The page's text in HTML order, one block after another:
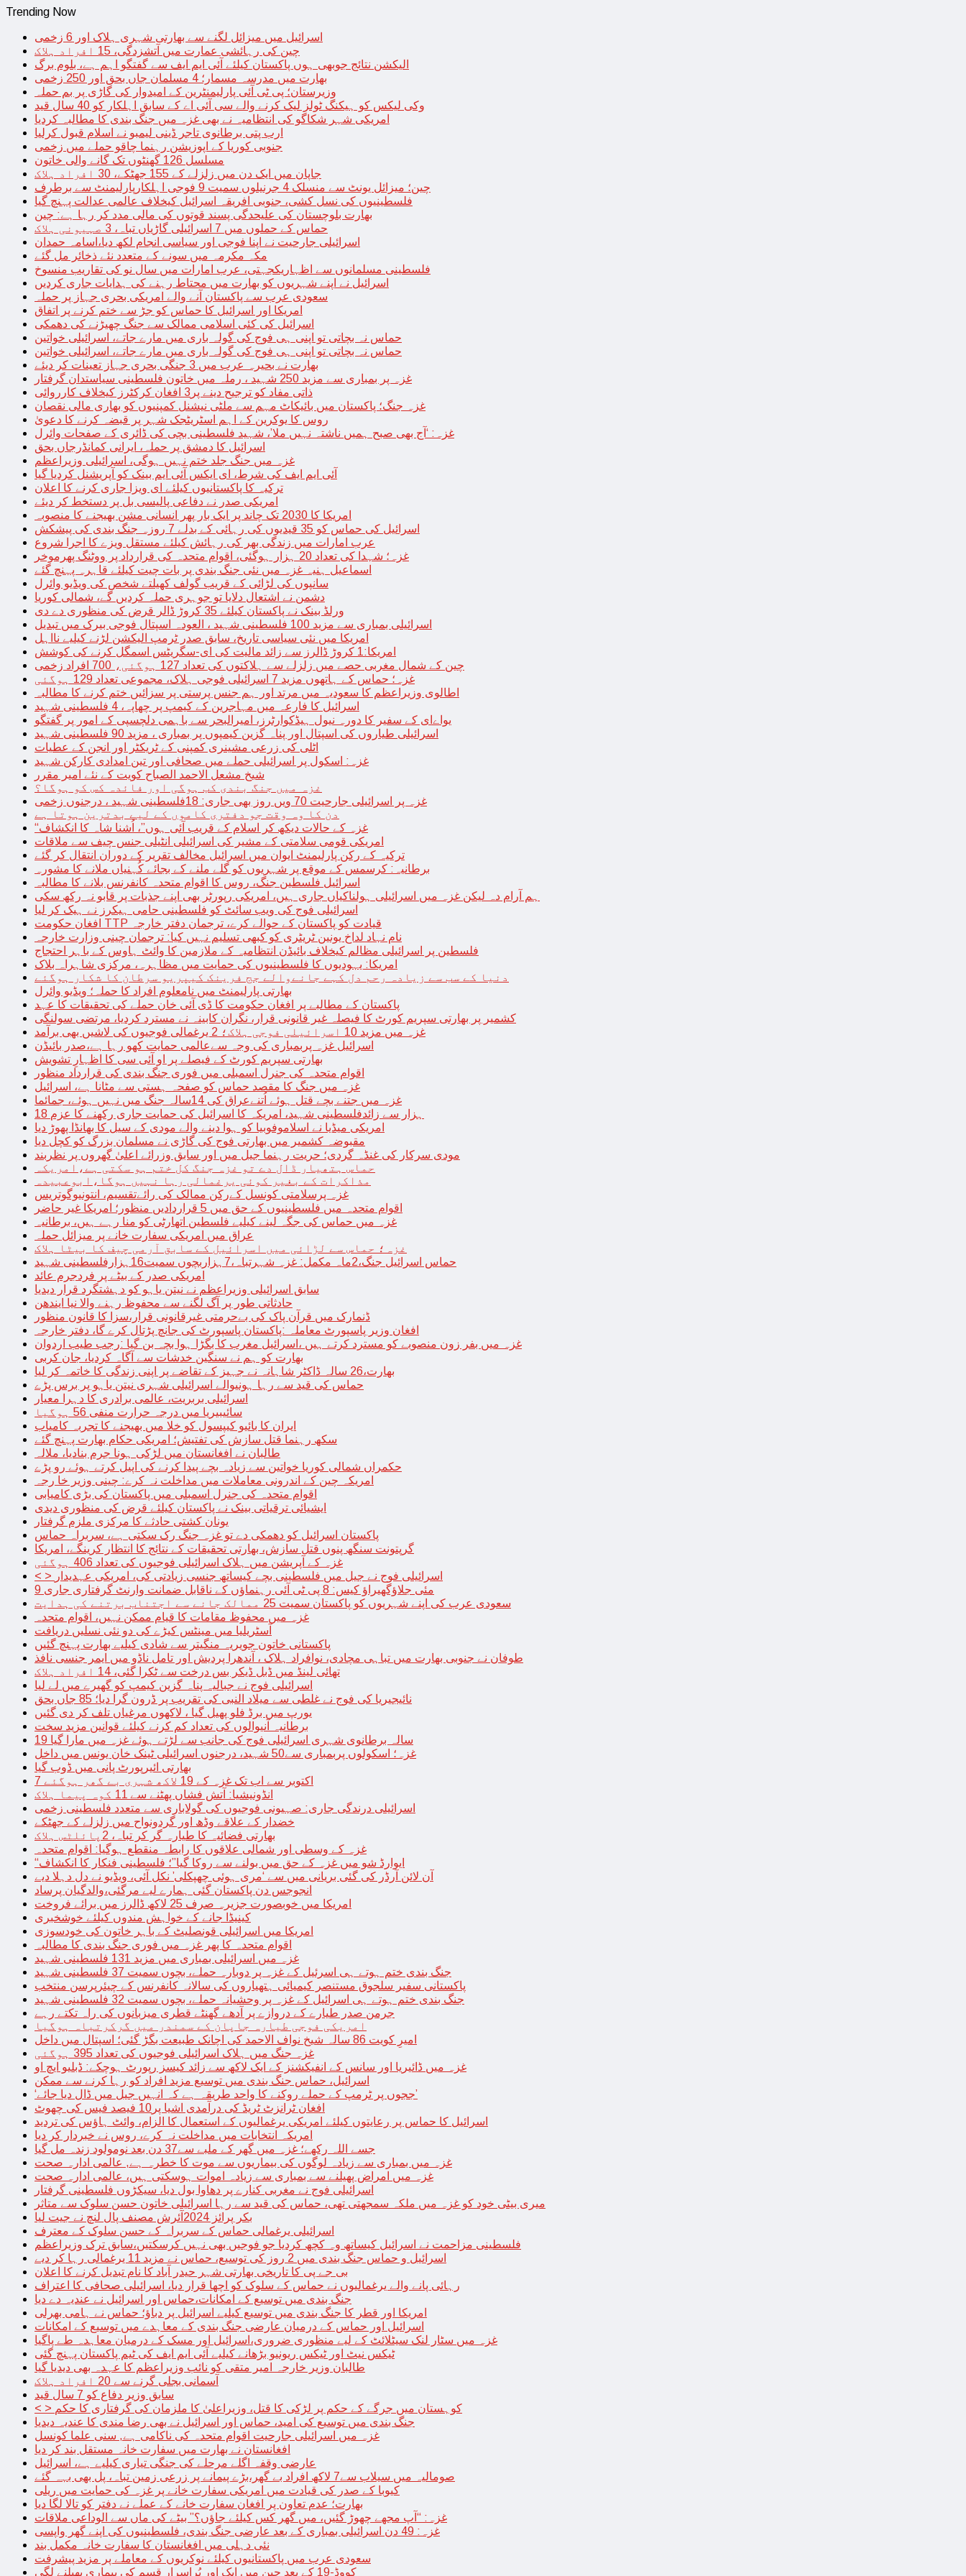
Trending Now
اسرائیل میں میزائل لگنے سے بھارتی شہری ہلاک اور 6 زخمی
چین کی رہائشی عمارت میں آتشزدگی، 15 افراد ہلاک
الیکشن نتائج جوبھی ہوں پاکستان کیلئے آئی ایم ایف سے گفتگو اہم ہے، بلوم برگ
بھارت میں مدرسہ مسمار؛ 4 مسلمان جاں بحق اور 250 زخمی
وزیرستان؛ پی ٹی آئی پارلیمنٹرین کے امیدوار کی گاڑی پر بم حملہ
وکی لیکس کو ہیکنگ ٹولز لیک کرنے والے سی آئی اے کے سابق اہلکار کو 40 سال قید
امریکی شہر شکاگو کی انتظامیہ نے بھی غزہ میں جنگ بندی کا مطالبہ کردیا
ارب پتی برطانوی تاجر ڈینی لیمبو نے اسلام قبول کرلیا
جنوبی کوریا کے اپوزیشن رہنما چاقو حملے میں زخمی
مسلسل 126 گھنٹوں تک گانے والی خاتون
جاپان میں ایک دن میں زلزلے کے 155 جھٹکے، 30 افراد ہلاک
چین؛ میزائل یونٹ سے منسلک 4 جرنیلوں سمیت 9 فوجی اہلکارپارلیمنٹ سے برطرف
فلسطینیوں کی نسل کشی، جنوبی افریقہ اسرائیل کیخلاف عالمی عدالت پہنچ گیا
بھارت بلوچستان کی علیحدگی پسند قوتوں کی مالی مدد کر رہا ہے: چین
حماس کے حملوں میں 7 اسرائیلی گاڑیاں تباہ، 3 صہیونی ہلاک
اسرائیلی جارحیت نے اپنا فوجی اور سیاسی انجام لکھ دیا،اسامہ حمدان
مکہ مکرمہ میں سونے کے متعدد نئے ذخائر مل گئے
فلسطینی مسلمانوں سے اظہاریکجہتی، عرب امارات میں سال نو کی تقاریب منسوخ
اسرائیل نے اپنے شہریوں کو بھارت میں محتاط رہنے کی ہدایات جاری کردیں
سعودی عرب سے پاکستان آنے والے امریکی بحری جہاز پر حملہ
امریکا اور اسرائیل کا حماس کو جڑ سے ختم کرنے پر اتفاق
اسرائیل کی کئی اسلامی ممالک سے جنگ چھیڑنے کی دھمکی
حماس نہ بچاتی تو اپنی ہی فوج کی گولہ باری میں مارے جاتے، اسرائیلی خواتین
حماس نہ بچاتی تو اپنی ہی فوج کی گولہ باری میں مارے جاتے، اسرائیلی خواتین
بھارت نے بحیرہ عرب میں 3 جنگی بحری جہاز تعینات کر دیئے
غزہ پر بمباری سے مزید 250 شہید ، رملہ میں خاتون فلسطینی سیاستدان گرفتار
ذاتی مفاد کو ترجیح دینے پر3 افغان کرکٹرز کیخلاف کارروائی
غزہ جنگ؛ پاکستان میں بائیکاٹ مہم سے ملٹی نیشنل کمپنیوں کو بھاری مالی نقصان
روس کا یوکرین کے اہم اسٹریٹجک شہر پر قبضہ کرنے کا دعویٰ
غزہ: ‘آج بھی صبح ہمیں ناشتہ نہیں ملا’، شہید فلسطینی بچی کی ڈائری کے صفحات وائرل
اسرائیل کا دمشق پر حملہ، ایرانی کمانڈرجاں بحق
غزہ میں جنگ جلد ختم نہیں ہوگی، اسرائیلی وزیراعظم
آئی ایم ایف کی شرط، ای ایکس آئی ایم بینک کو آپریشنل کردیا گیا
ترکیہ کا پاکستانیوں کیلئے ای ویزا جاری کرنے کا اعلان
امریکی صدر نے دفاعی پالیسی بل پر دستخط کر دیئے
امریکا کا 2030 تک چاند پر ایک بار پھر انسانی مشن بھیجنے کا منصوبہ
اسرائیل کی حماس کو 35 قیدیوں کی رہائی کے بدلے 7 روزہ جنگ بندی کی پیشکش
عرب امارات میں زندگی بھر کی رہائش کیلئے مستقل ویزے کا اجرا شروع
غزہ؛ شہدا کی تعداد 20 ہزار ہوگئی، اقوام متحدہ کی قرارداد پر ووٹنگ پھرموخر
اسماعیل ہنیہ غزہ میں نئی جنگ بندی پر بات چیت کیلئے قاہرہ پہنچ گئے
سانپوں کی لڑائی کے قریب گولف کھیلتے شخص کی ویڈیو وائرل
دشمن نے اشتعال دلایا تو جوہری حملہ کردیں گے، شمالی کوریا
ورلڈ بینک نے پاکستان کیلئے 35 کروڑ ڈالر قرض کی منظوری دے دی
اسرائیلی بمباری سے مزید 100 فلسطینی شہید ، العودہ اسپتال فوجی بیرک میں تبدیل
امریکا میں نئی سیاسی تاریخ، سابق صدر ٹرمپ الیکشن لڑنے کیلیے نااہل
امریکا:1 کروڑ ڈالرز سے زائد مالیت کی ای-سگریٹس اسمگل کرنے کی کوشش
چین کے شمال مغربی حصے میں زلزلے سے ہلاکتوں کی تعداد 127 ہوگئی، 700 افراد زخمی
غزہ؛ حماس کے ہاتھوں مزید 7 اسرائیلی فوجی ہلاک، مجموعی تعداد 129 ہوگئی
اطالوی وزیراعظم کا سعودیہ میں مرتد اور ہم جنس پرستی پر سزائیں ختم کرنے کا مطالبہ
اسرائیل کا فارعہ میں مہاجرین کے کیمپ پر چھاپہ، 4 فلسطینی شہید
یواےای کے سفیر کا دورہ نیول ہیڈکوارٹرز، امیرالبحر سے باہمی دلچسپی کے امور پر گفتگو
اسرائیلی طیاروں کی اسپتال اور پناہ گزین کیمپوں پر بمباری ، مزید 90 فلسطینی شہید
اٹلی کی زرعی مشینری کمپنی کے ٹریکٹر اور انجن کے عطیات
غزہ: اسکول پر اسرائیلی حملے میں صحافی اور تین امدادی کارکن شہید
شیخ مشعل الاحمد الصباح کویت کے نئے امیر مقرر
غزہ میں جنگ بندی کب ہوگی اور فائدہ کس کو ہوگا؟
غزہ پر اسرائیلی جارحیت 70 ویں روز بھی جاری: 18فلسطینی شہید ، درجنوں زخمی
دن کا وہ وقت جو دفتری کاموں کے لیے بدترین ہوتا ہے
“غزہ کے حالات دیکھ کر اسلام کے قریب آئی ہوں”، اُشنا شاہ کا انکشاف
امریکی قومی سلامتی کے مشیر کی اسرائیلی انٹیلی جنس چیف سے ملاقات
ترکیہ کے رکن پارلیمنٹ ایوان میں اسرائیل مخالف تقریر کے دوران انتقال کر گئے
برطانیہ: کرسمس کے موقع پر شہریوں کو گلے ملنے کے بجائے کُہنیاں ملانے کا مشورہ
اسرائیل فلسطین جنگ، روس کا اقوام متحدہ کانفرنس بلانے کا مطالبہ
ہم آرام دہ لیکن غزہ میں اسرائیلی ہولناکیاں جاری ہیں، امریکی رپورٹر بھی اپنے جذبات پر قابو نہ رکھ سکی
اسرائیلی فوج کی ویب سائٹ کو فلسطینی حامی ہیکرز نے ہیک کر لیا
افغان حکومت TTP قیادت کو پاکستان کے حوالے کرے، ترجمان دفتر خارجہ
نام نہاد لداخ یونین ٹریٹری کو کبھی تسلیم نہیں کیا: ترجمان چینی وزارت خارجہ
فلسطین پر اسرائیلی مظالم کیخلاف بائیڈن انتظامیہ کے ملازمین کا وائٹ ہاوس کے باہر احتجاج
امریکا: یہودیوں کا فلسطینیوں کی حمایت میں مظاہرہ، مرکزی شاہراہ بلاک
دنیا کے سب سے زیادہ رحم دل کہے جانےوالے جج فرینک کیپریو سرطان کا شکار ہوگئے
بھارتی پارلیمنٹ میں نامعلوم افراد کا حملہ؛ ویڈیو وائرل
پاکستان کے مطالبے پر افغان حکومت کا ڈی آئی خان حملے کی تحقیقات کا عہد
کشمیر پر بھارتی سپریم کورٹ کا فیصلہ غیر قانونی قرار، نگران کابینہ نے مسترد کردیا، مرتضی سولنگی
غزہ میں مزید 10 اسرائیلی فوجی ہلاک؛ 2 یرغمالی فوجیوں کی لاشیں بھی برآمد
اسرائیل غزہ پربمباری کی وجہ سےعالمی حمایت کھو رہا ہے،صدر بائیڈن
بھارتی سپریم کورٹ کے فیصلے پر او آئی سی کا اظہارِ تشویش
اقوام متحدہ کی جنرل اسمبلی میں فوری جنگ بندی کی قرارداد منظور
غزہ میں جنگ کا مقصد حماس کو صفحہ ہستی سے مٹانا ہے، اسرائیل
غزہ میں جتنے بچے قتل ہوئے اُتنےعراق کی 14سالہ جنگ میں نہیں ہوئے، جمائما
18 ہزار سے زائدفلسطینی شہید، امریکہ کا اسرائیل کی حمایت جاری رکھنے کا عزم
امریکی میڈیا نے اسلاموفوبیا کو ہوا دینے والے مودی کے سیل کا بھانڈا پھوڑ دیا
مقبوضہ کشمیر میں بھارتی فوج کی گاڑی نے مسلمان بزرگ کو کچل دیا
مودی سرکار کی غنڈہ گردی؛ حریت رہنما جیل میں اور سابق وزرائے اعلیٰ گھروں پر نظربند
حماس ہتھیار ڈال دے تو غزہ جنگ کل ختم ہو سکتی ہے،امریکہ
مذاکرات کے بغیر کوئی یرغمالی رہا نہیں ہوگا،ابوعبیدہ
غزہ پرسلامتی کونسل کےرکن ممالک کی رائےتقسیم، انتونیوگوتریس
اقوام متحدہ میں فلسطینیوں کے حق میں 5 قراردادیں منظور؛ امریکا غیر حاضر
غزہ میں حماس کی جگہ لینے کیلیے فلسطین اتھارٹی کو منا رہے ہیں، برطانیہ
عراق میں امریکی سفارت خانے پر میزائل حملہ
غزہ؛ حماس سے لڑائی میں اسرائیل کے سابق آرمی چیف کا بیٹا ہلاک
حماس اسرائیل جنگ،2ماہ مکمل: غزہ شہرتباہ،7ہزاربچوں سمیت16ہزارفلسطینی شہید
امریکی صدر کے بیٹے پر فردجرم عائد
سابق اسرائیلی وزیراعظم نے نیتن یاہو کو دہشتگرد قرار دیدیا
حادثاتی طور پر آگ لگنے سے محفوظ رہنے والا نیا ایندھن
ڈنمارک میں قرآن پاک کی بےحرمتی غیرقانونی قرار،سزا کا قانون منظور
افغان وزیر پاسپورٹ معاملہ :پاکستان پاسپورٹ کی جانچ پڑتال کرے گا، دفتر خارجہ
غزہ میں بفر زون منصوبے کو مسترد کرتے ہیں ،اسرائیل مغرب کا بگڑا ہوا بچہ بن گیا :رجب طیب اردوان
بھارت کو ہم نے سنگین خدشات سے آگاہ کردیا، جان کربی
بھارت،26 سالہ ڈاکٹر شاہانہ نے جہیز کے تقاضے پر اپنی زندگی کا خاتمہ کر لیا
حماس کی قید سے رہا ہونیوالے اسرائیلی شہری نیتن یاہو پر برس پڑے
اسرائیلی بربریت، عالمی برادری کا دہرا معیار
سائیبیریا میں درجہ حرارت منفی 56 ہوگیا
ایران کا بائیو کیپسول کو خلا میں بھیجنے کا تجربہ کامیاب
سکھ رہنما قتل سازش کی تفتیش؛ امریکی حکام بھارت پہنچ گئے
طالبان نے افغانستان میں لڑکی ہونا جرم بنادیا، ملالہ
حکمراں شمالی کوریا خواتین سے زیادہ بچے پیدا کرنے کی اپیل کرتے ہوئے رو پڑے
امریکہ چین کے اندرونی معاملات میں مداخلت نہ کرے: چینی وزیر خا رجہ
اقوام متحدہ کی جنرل اسمبلی میں پاکستان کی بڑی کامیابی
ایشیائی ترقیاتی بینک نے پاکستان کیلئے قرض کی منظوری دیدی
یونان کشتی حادثے کا مرکزی ملزم گرفتار
پاکستان اسرائیل کو دھمکی دے تو غزہ جنگ رک سکتی ہے، سربراہ حماس
گرپتونت سنگھ پنوں قتل سازش، بھارتی تحقیقات کے نتائج کا انتظار کرینگے، امریکا
غزہ کے آپریشن میں ہلاک اسرائیلی فوجیوں کی تعداد 406 ہوگئی
< > اسرائیلی فوج نے جیل میں فلسطینی بچے کیساتھ جنسی زیادتی کی، امریکی عہدیدار
9 مئی جلاؤگھیراؤ کیس: 8 پی ٹی آئی رہنماؤں کے ناقابل ضمانت وارنٹ گرفتاری جاری
سعودی عرب کی اپنے شہریوں کو پاکستان سمیت 25 ممالک جانے سے اجتناب برتنے کی ہدایت
غزہ میں محفوظ مقامات کا قیام ممکن نہیں، اقوام متحدہ
آسٹریلیا میں مینٹس کیڑے کی دو نئی نسلیں دریافت
پاکستانی خاتون جویریہ منگیتر سے شادی کیلیے بھارت پہنچ گئیں
طوفان نے جنوبی بھارت میں تباہی مچادی، نوافراد ہلاک ، آندھرا پردیش اور تامل ناڈو میں ایمر جنسی نافذ
تھائی لینڈ میں ڈبل ڈیکر بس درخت سے ٹکرا گئی، 14 افراد ہلاک
اسرائیلی فوج نے جبالیہ پناہ گزین کیمپ کو گھیرے میں لے لیا
نائیجیریا کی فوج نے غلطی سے میلاد النبی کی تقریب پر ڈرون گرا دیا؛ 85 جاں بحق
یورپ میں برڈ فلو پھیل گیا ، لاکھوں مرغیاں تلف کر دی گئیں
برطانیہ آنیوالوں کی تعداد کم کرنے کیلئے قوانین مزید سخت
19 سالہ برطانوی شہری اسرائیلی فوج کی جانب سے لڑتے ہوئے غزہ میں مارا گیا
غزہ؛ اسکولوں پربمباری سے50 شہید، درجنوں اسرائیلی ٹینک خان یونس میں داخل
بھارتی ائیرپورٹ پانی میں ڈوب گیا
7 اکتوبر سے اب تک غزہ کے 19 لاکھ شہری بے گھر ہوگئے
انڈونیشیا: آتش فشاں پھٹنے سے 11 کوہ پیما ہلاک
اسرائیلی درندگی جاری: صہیونی فوجیوں کی گولاباری سے متعدد فلسطینی زخمی
خضدار کے علاقے وڈھ اور گردونواح میں زلزلے کے جھٹکے
بھارتی فضائیہ کا طیارہ گر کر تباہ، 2پائلٹس ہلاک
غزہ کے وسطی اور شمالی علاقوں کا رابطہ منقطع ہوگیا: اقوام متحدہ
“ایوارڈ شو میں غزہ کے حق میں بولنے سے روکا گیا”؛ فلسطینی فنکار کا انکشاف
آن لائن آرڈر کی گئی بریانی میں سے ‘مری ہوئی چھپکلی’ نکل آئی، ویڈیو نے دل دہلا دیے
انجوجس دن پاکستان گئی ہمارے لیے مرگئی،والدگیان پرساد
امریکا میں خوبصورت جزیرہ صرف 25 لاکھ ڈالرز میں برائے فروخت
کینیڈا جانے کے خواہش مندوں کیلئے خوشخبری
امریکا میں اسرائیلی قونصلیٹ کے باہر خاتون کی خودسوزی
اقوام متحدہ کا پھر غزہ میں فوری جنگ بندی کا مطالبہ
غزہ میں اسرائیلی بمباری میں مزید 131 فلسطینی شہید
جنگ بندی ختم ہوتے ہی اسرئیل کے غزہ پر دوبارہ حملے، بچوں سمیت 37 فلسطینی شہید
پاکستانی سفیر سلجوق مستنصر کیمیائی ہتھیاروں کی سالانہ کانفرنس کے چیئرپرسن منتخب
جنگ بندی ختم ہوتے ہی اسرائیل کے غزہ پر وحشیانہ حملے، بچوں سمیت 32 فلسطینی شہید
جرمن صدر طیارے کے دروازے پر آدھے گھنٹے قطری میزبانوں کی راہ تکتے رہے
امریکی فوجی طیارہ جاپان کے سمندر میں گرکرتباہ ہوگیا
امیرِ کویت 86 سالہ شیخ نواف الاحمد کی اچانک طبیعت بگڑ گئی؛ اسپتال میں داخل
غزہ جنگ میں ہلاک اسرائیلی فوجیوں کی تعداد 395 ہوگئی
غزہ میں ڈائیریا اور سانس کے انفیکشنز کے ایک لاکھ سے زائد کیسز رپورٹ ہوچکے: ڈبلیو ایچ او
اسرائیل، حماس جنگ بندی میں توسیع مزید افراد کو رہا کرنے سے ممکن
‘ججوں پر ٹرمپ کے حملے روکنے کا واحد طریقہ ہے کہ انہیں جیل میں ڈال دیا جائے’
افغان ٹرانزٹ ٹریڈ کی درآمدی اشیا پر10 فیصد فیس کی چھوٹ
اسرائیل کا حماس پر رعایتوں کیلئے امریکی یرغمالیوں کے استعمال کا الزام، وائٹ ہاؤس کی تردید
امریکہ انتخابات میں مداخلت نہ کرے، روس نے خبردار کر دیا
جسے اللہ رکھے؛ غزہ میں گھر کے ملبے سے37 دن بعد نومولود زندہ مل گیا
غزہ میں بمباری سے زیادہ لوگوں کی بیماریوں سے موت کا خطرہ ہے, عالمی ادارہ صحت
غزہ میں امراض پھیلنے سے بمباری سے زیادہ اموات ہوسکتی ہیں، عالمی ادارہ صحت
اسرائیلی فوج نے مغربی کنارے پر دھاوا بول دیا، سیکڑوں فلسطینی گرفتار
میری بیٹی خود کو غزہ میں ملکہ سمجھتی تھی، حماس کی قید سے رہا اسرائیلی خاتون حسن سلوک سے متاثر
بکر پرائز 2024آئرش مصنف پال لنچ نے جیت لیا
اسرائیلی یرغمالی حماس کے سربراہ کے حسن سلوک کے معترف
فلسطینی مزاحمت نے اسرائیل کیساتھ وہ کچھ کردیا جو فوجیں بھی نہیں کرسکتیں،سابق ترک وزیراعظم
اسرائیل و حماس جنگ بندی میں 2 روز کی توسیع، حماس نے مزید 11 یرغمالی رہا کر دیے
بی جے پی کا تاریخی بھارتی شہر حیدر آباد کا نام تبدیل کرنے کا اعلان
رہائی پانے والے یرغمالیوں نے حماس کے سلوک کو اچھا قرار دیا، اسرائیلی صحافی کا اعتراف
جنگ بندی میں توسیع کے امکانات،حماس اور اسرائیل نے عندیہ دے دیا
امریکا اور قطر کا جنگ بندی میں توسیع کیلیے اسرائیل پر دباؤ؛ حماس نے ہامی بھرلی
اسرائیل اور حماس کے درمیان عارضی جنگ بندی کے معاہدے میں توسیع کے امکانات
غزہ میں سٹار لنک سیٹلائٹ کے لیے منظوری ضروری،اسرائیل اور مسک کے درمیان معاہدہ طے پاگیا
ٹیکس نیٹ اور ٹیکس ریونیو بڑھانے کیلیے آئی ایم ایف کی ٹیم پاکستان پہنچ گئی
طالبان وزیر خارجہ امیر متقی کو نائب وزیراعظم کا عہدہ بھی دیدیا گیا
آسمانی بجلی گرنے سے 20 افراد ہلاک
سابق وزیر دفاع کو 7 سال قید
< > کوہستان میں جرگے کے حکم پر لڑکی کا قتل، وزیراعلیٰ کا ملزمان کی گرفتاری کا حکم
جنگ بندی میں توسیع کی امید، حماس اور اسرائیل نے بھی رضا مندی کا عندیہ دیدیا
غزہ میں اسرائیلی جارحیت اقوام متحدہ کی ناکامی ہے, سنی علما کونسل
افغانستان نے بھارت میں سفارت خانہ مستقل بند کر دیا
عارضی وقفہ اگلے مرحلے کی جنگی تیاری کیلیے ہے، اسرائیل
صومالیہ میں سیلاب سے7 لاکھ افراد بے گھر،بڑے پیمانے پر زرعی زمین تباہ، پل بھی بہہ گئے
کیوبا کے صدر کی قیادت میں امریکی سفارت خانے پر غزہ کی حمایت میں ریلی
بھارت؛ عدم تعاون پر افغان سفارت خانے کے عملے نے دفتر کو تالا لگا دیا
غزہ: “آپ مجھے چھوڑ گئیں، میں گھر کس کیلئے جاؤں؟” بیٹے کی ماں سے الوداعی ملاقات
غزہ: 49 دن اسرائیلی بمباری کے بعد عارضی جنگ بندی، فلسطینیوں کی اپنے گھر واپسی
نئی دہلی میں افغانستان کا سفارت خانہ مکمل بند
سعودی عرب میں پاکستانیوں کیلئے نوکریوں کے معاملے پر مزید پیشرفت
کووڈ-19 کے بعد چین میں ایک اور پُراسرار قسم کی بیماری پھیلنے لگی